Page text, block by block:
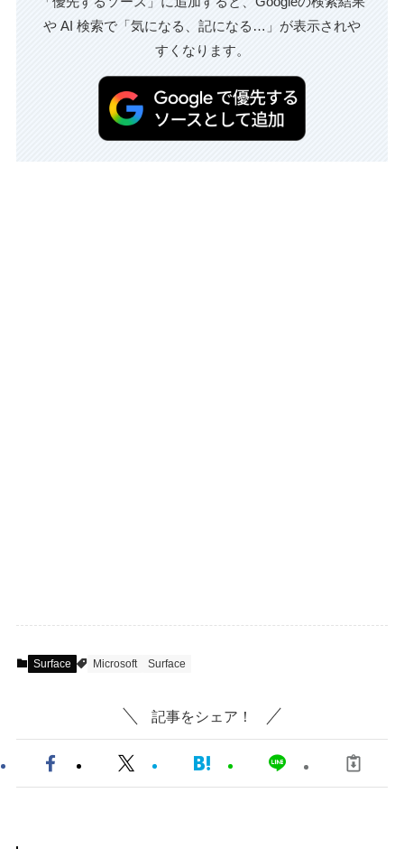
や AI 検索で「気になる、記になる…」が表示されや
すくなります。
Surface Microsoft Surface
記事をシェア！